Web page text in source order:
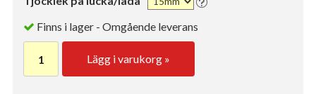
Finns i lager - Omgående leverans
Lägg i varukorg »